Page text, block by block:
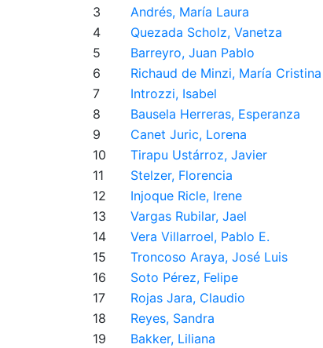
3
Andrés, María Laura
4
Quezada Scholz, Vanetza
5
Barreyro, Juan Pablo
6
Richaud de Minzi, María Cristina
7
Introzzi, Isabel
8
Bausela Herreras, Esperanza
9
Canet Juric, Lorena
10
Tirapu Ustárroz, Javier
11
Stelzer, Florencia
12
Injoque Ricle, Irene
13
Vargas Rubilar, Jael
14
Vera Villarroel, Pablo E.
15
Troncoso Araya, José Luis
16
Soto Pérez, Felipe
17
Rojas Jara, Claudio
18
Reyes, Sandra
19
Bakker, Liliana